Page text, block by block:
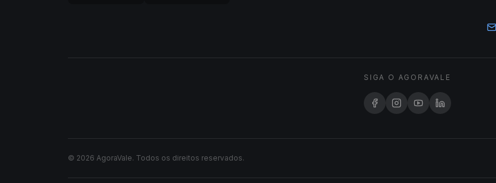
SIGA O AGORAVALE
© 2026 AgoraVale. Todos os direitos reservados.